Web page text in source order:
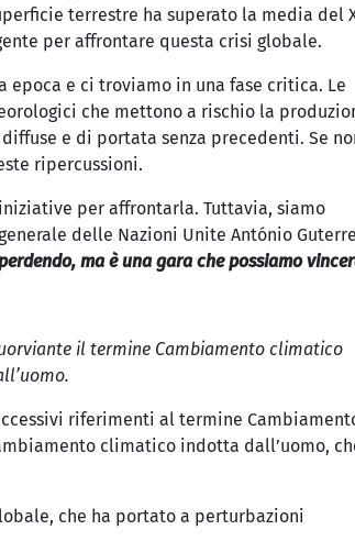
terrestre ha superato la media del
per affrontare questa crisi globale.
e ci troviamo in una fase critica. Le
che mettono a rischio la
e di portata senza precedenti. Se
ripercussioni.
per affrontarla. Tuttavia, siamo
delle Nazioni Unite António
ma è una gara che possiamo
il termine Cambiamento climatico
riferimenti al termine
climatico indotta dall’uomo,
che ha portato a perturbazioni